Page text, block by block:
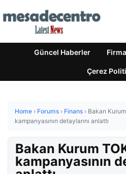
Güncel Haberler
Çerez
Home › Forums › Finans › Bakan
kampanyasının detaylarını anlattı
Bakan Kurum
kampanyasının